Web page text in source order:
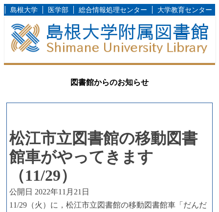
島根大学 医学部 総合情報処理センター 大学教育センター
図書館からのお知らせ
松江市立図書館の移動図書
館車がやってきます
（11/29）
公開日 2022年11月21日
11/29（火）に，松江市立図書館の移動図書館車「だんだ